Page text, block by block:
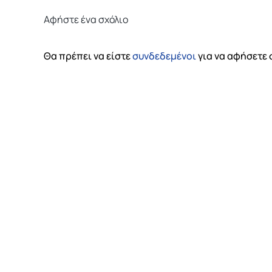
Αφήστε ένα σχόλιο
Θα πρέπει να είστεσυνδεδεμένοιγια να αφήσετε